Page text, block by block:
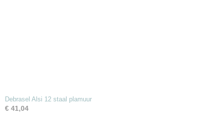
Debrasel Alsi 12 staal plamuur
€ 41,04